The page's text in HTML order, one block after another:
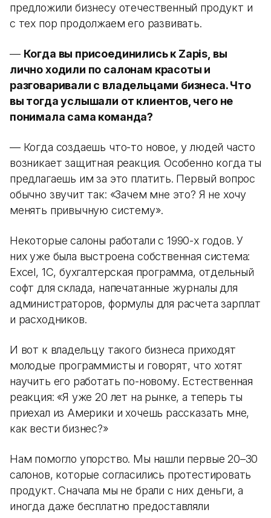
предложили бизнесу отечественный продукт и
с тех пор продолжаем его развивать.
— Когда вы присоединились к Zapis, вы
лично ходили по салонам красоты и
разговаривали с владельцами бизнеса. Что
вы тогда услышали от клиентов, чего не
понимала сама команда?
— Когда создаешь что-то новое, у людей часто
возникает защитная реакция. Особенно когда ты
предлагаешь им за это платить. Первый вопрос
обычно звучит так: «Зачем мне это? Я не хочу
менять привычную систему».
Некоторые салоны работали с 1990-х годов. У
них уже была выстроена собственная система:
Excel, 1С, бухгалтерская программа, отдельный
софт для склада, напечатанные журналы для
администраторов, формулы для расчета зарплат
и расходников.
И вот к владельцу такого бизнеса приходят
молодые программисты и говорят, что хотят
научить его работать по-новому. Естественная
реакция: «Я уже 20 лет на рынке, а теперь ты
приехал из Америки и хочешь рассказать мне,
как вести бизнес?»
Нам помогло упорство. Мы нашли первые 20–30
салонов, которые согласились протестировать
продукт. Сначала мы не брали с них деньги, а
иногда даже бесплатно предоставляли